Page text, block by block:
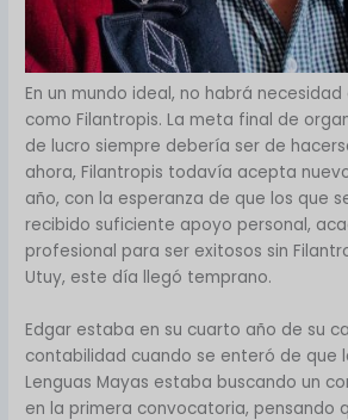
En un mundo ideal, no habrá
como Filantropis. La meta final de
de lucro siempre debería ser de
ahora, Filantropis todavía acepta
año, con la esperanza de que los que
recibido suficiente apoyo personal,
profesional para ser exitosos sin
Utuy, este día llegó temprano.
Edgar estaba en su cuarto año de su
contabilidad cuando se enteró de que
Lenguas Mayas estaba buscando un
en la primera convocatoria, pensando